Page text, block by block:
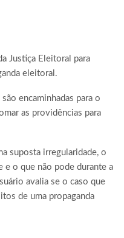
Justiça Eleitoral para
eleitoral.
encaminhadas para o
as providências para
suposta irregularidade, o
e o que não pode durante a
avalia se o caso que
de uma propaganda